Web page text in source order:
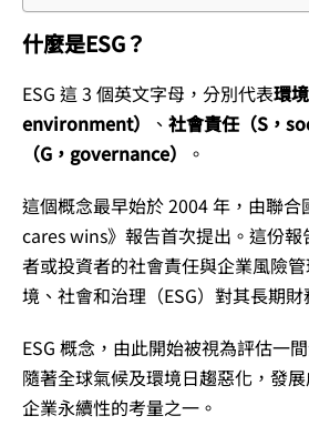
什麼是ESG？
ESG 這 3 個英文字母，分別代表環
environment）
、 社會責任（S，
（G，governance）
。
這個概念最早始於 2004 年，由聯合
cares wins》報告首次提出。這份
者或投資者的社會責任與企業風險
境、社會和治理（ESG）對其長期財
ESG 概念，由此開始被視為評估一
隨著全球氣候及環境日趨惡化，發
企業永續性的考量之一。